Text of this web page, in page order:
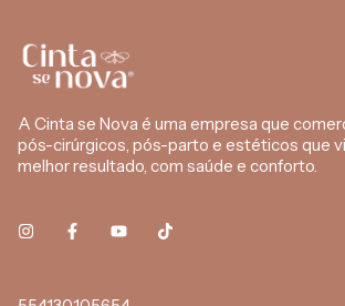
A Cinta se Nova é uma empresa que
pós-cirúrgicos, pós-parto e estéticos que
melhor resultado, com saúde e conforto.